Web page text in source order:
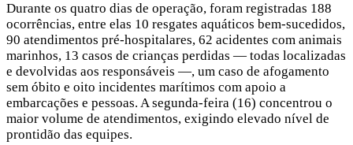
Durante os quatro dias de operação, foram registradas 188
ocorrências, entre elas 10 resgates aquáticos bem-sucedidos,
90 atendimentos pré-hospitalares, 62 acidentes com animais
marinhos, 13 casos de crianças perdidas — todas localizadas
e devolvidas aos responsáveis —, um caso de afogamento
sem óbito e oito incidentes marítimos com apoio a
embarcações e pessoas. A segunda-feira (16) concentrou o
maior volume de atendimentos, exigindo elevado nível de
prontidão das equipes.